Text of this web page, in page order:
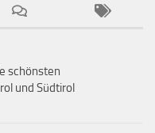
schönsten
und Südtirol